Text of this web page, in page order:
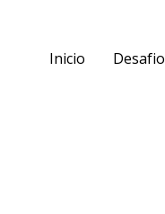
Inicio Desafio